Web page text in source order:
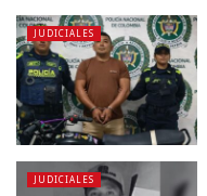
JUDICIALES
JUDICIALES